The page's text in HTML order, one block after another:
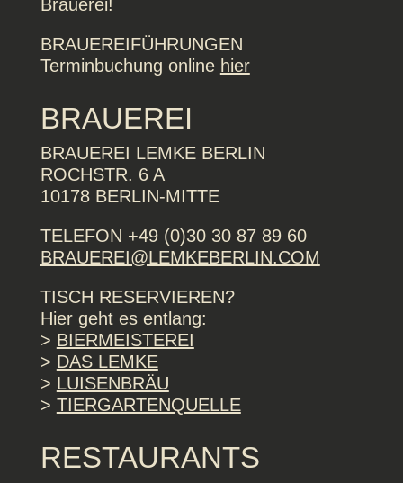
Brauerei!
BRAUEREIFÜHRUNGEN
Terminbuchung online hier
BRAUEREI
BRAUEREI LEMKE BERLIN
ROCHSTR. 6 A
10178 BERLIN-MITTE
TELEFON +49 (0)30 30 87 89 60
BRAUEREI@LEMKEBERLIN.COM
TISCH RESERVIEREN?
Hier geht es entlang:
> BIERMEISTEREI
> DAS LEMKE
> LUISENBRÄU
> TIERGARTENQUELLE
RESTAURANTS